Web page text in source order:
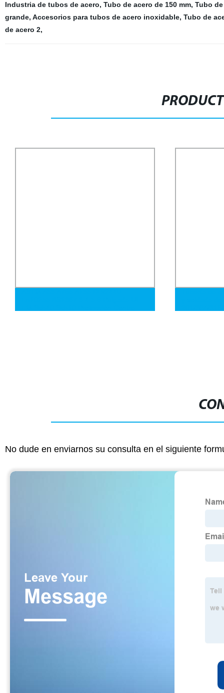
Industria de tubos de acero, Tubo de acero de 150 mm, Tubo
grande, Accesorios para tubos de acero inoxidable, Tubo de
de acero 2,
No dude en enviarnos su consulta en el siguiente